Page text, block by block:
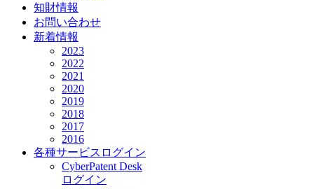
知財情報
お問い合わせ
新着情報
2023
2022
2021
2020
2019
2018
2017
2016
各種サービス ログイン
CyberPatent Desk
ログイン